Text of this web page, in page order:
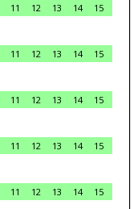
11 12 13 14
15
11 12 13 14
15
11 12 13 14
15
11 12 13 14
15
11 12 13 14
15